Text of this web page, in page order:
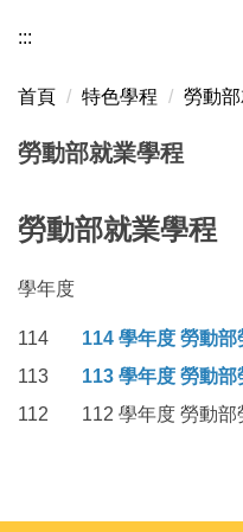
:::
首頁 特色學程 勞動
勞動部就業學程
勞動部就業學程
學年度
114
114 學年度 勞動
113
113 學年度 勞動
112
112 學年度 勞動